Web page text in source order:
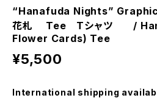
“Hanafuda Nights” Graphic
花札 Tee Tシャツ /
Flower Cards) Tee
¥5,500
International shipping